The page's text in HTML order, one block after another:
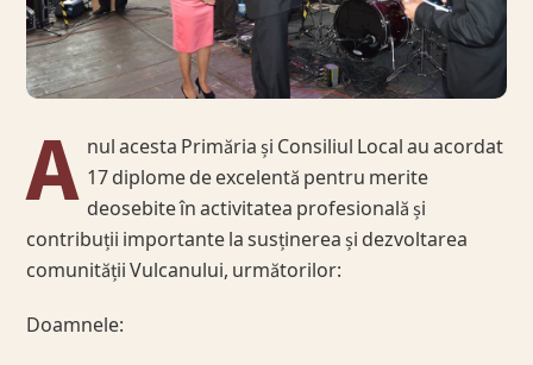
A nul acesta Primăria și Consiliul Local au acordat
17 diplome de excelentă pentru merite
deosebite în activitatea profesională și
contribuții importante la susținerea și dezvoltarea
comunității Vulcanului, următorilor:
Doamnele: